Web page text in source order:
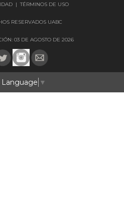
| TÉRMINOS DE USO
RESERVADOS UABC
03 DE AGOSTO DE 2026
▼